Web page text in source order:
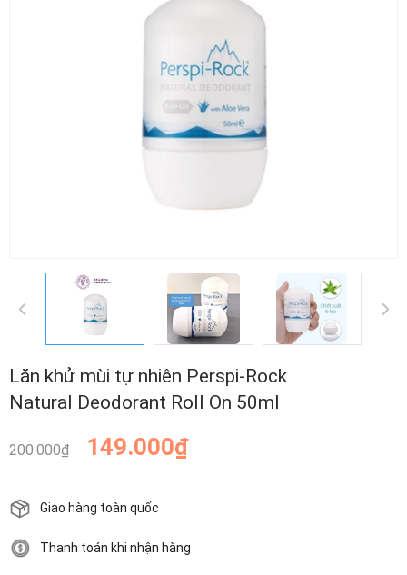
Lăn khử mùi tự nhiên Perspi-Rock
Natural Deodorant Roll On 50ml
200.000₫ 149.000₫
Giao hàng toàn quốc
Thanh toán khi nhận hàng